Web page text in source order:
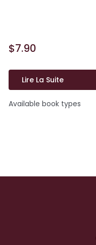
$7.90
Lire La Suite
Available book types